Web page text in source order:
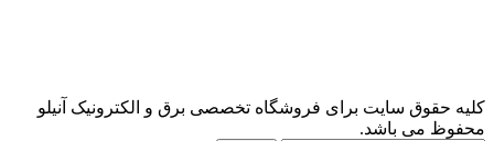
کلیه حقوق سایت برای فروشگاه تخصصی برق و الکترونیک آنیلو
محفوظ می باشد.